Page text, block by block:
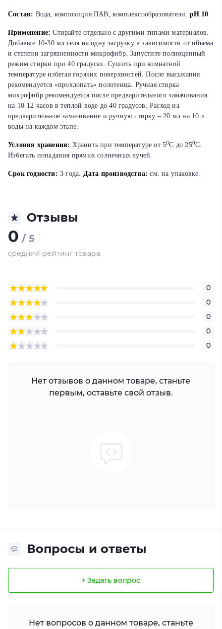
Состав: Вода, композиция ПАВ, комплексообразователи. pH 10
Применение:Стирайте отдельно с другими типами материалов.
Добавьте 10-30 мл геля на одну загрузку в зависимости от объема
и степени загрязненности микрофибр. Запустите полноценный
режим стирки при 40 градусах. Сушить при комнатной
температуре избегая горячих поверхностей. После высыхания
рекомендуется «прохлопать» полотенца. Ручная стирка
микрофибр рекомендуется после предварительного замачивания
на 10-12 часов в теплой воде до 40 градусов. Расход на
предварительное замачивание и ручную стирку – 20 мл на 10 л
воды на каждом этапе.
Условия хранения: Хранить при температуре от 50С до 250С.
Избегать попадания прямых солнечных лучей.
Срок годности: 3 года. Дата производства: см. на упаковке.
Отзывы
0 / 5
средний рейтинг товара
0
0
0
0
0
Нет отзывов о данном товаре, станьте
первым, оставьте свой отзыв.
Вопросы и ответы
+ Задать вопрос
Нет вопросов о данном товаре, станьте